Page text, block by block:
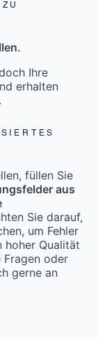
Ihre
erhalten
füllen Sie
aus
Sie darauf,
um Fehler
hoher Qualität
Fragen oder
gerne an